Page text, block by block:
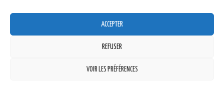
ACCEPTER
REFUSER
VOIR LES PRÉFÉRENCES
Confidentialité et cookies : ce site utilise des cookies. En continuant à
utiliser ce site Web, vous acceptez leur utilisation.
Politique relative aux cookies